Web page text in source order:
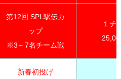
第12回 SPL駅伝カ
ップ
※3～7名チーム戦
１チ
新春初投げ